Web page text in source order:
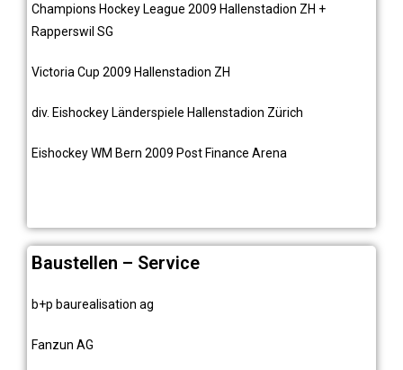
Champions Hockey League 2009 Hallenstadion ZH +
Rapperswil SG
Victoria Cup 2009 Hallenstadion ZH
div. Eishockey Länderspiele Hallenstadion Zürich
Eishockey WM Bern 2009 Post Finance Arena
Baustellen – Service
b+p baurealisation ag
Fanzun AG